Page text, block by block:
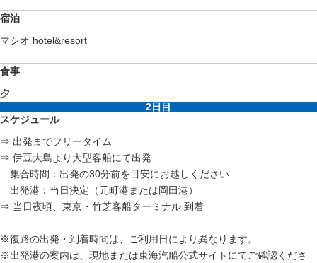
宿泊
マシオ hotel&resort
食事
夕
2日目
スケジュール
⇒ 出発までフリータイム
⇒ 伊豆大島より大型客船にて出発
集合時間：出発の30分前を目安にお越しください
出発港：当日決定（元町港または岡田港）
⇒ 当日夜頃、東京・竹芝客船ターミナル 到着
※復路の出発・到着時間は、ご利用日により異なります。
※出発港の案内は、現地または東海汽船公式サイトにてご確認くださ